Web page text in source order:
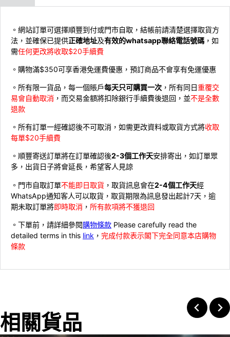
。網站訂單可選擇順豐到付或門市自取，結帳前請清楚選擇取貨方
法，並確保已提供正確地址及有效的whatsapp聯絡電話號碼 ，如
需任何更改將收取$20手續費
。購物滿$350可享香港免運費優惠，預訂商品不會享有免運優惠
。所有限一貨品，每一個賬戶每天只可購買一次 ，所有同日重覆交
易會自動取消 ，而交易金額將扣除銀行手續費後退回，並不是全數
退款
。所有訂單一經確認後不可取消，如需更改資料或取貨方式將收取
每單$20手續費
。順豐寄送訂單將在訂單確認後2-3個工作天安排寄出，如訂單眾
多，出貨日子將會延長，希望客人見諒
。門市自取訂單不能即日取貨 ，取貨訊息會在2-4個工作天經
WhatsApp通知客人可以取貨，取貨期限為訊息發出起計7天，逾
期未取訂單將即時取消 ， 所有款項將不獲退回
。下單前，請詳細參閱購物條款 Please carefully read the
detailed terms in this link ， 完成付款表示閣下完全同意本店購物
條款
相關貨品